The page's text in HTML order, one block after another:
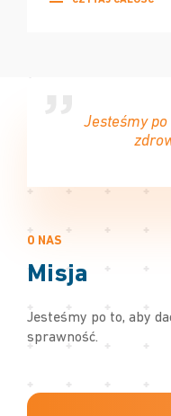
Jesteśmy po
O NAS
Misja
Jesteśmy po to, aby
sprawność.